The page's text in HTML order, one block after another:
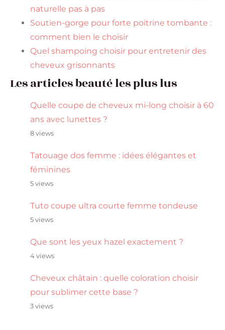
naturelle pas à pas
Soutien-gorge pour forte poitrine tombante :
comment bien le choisir
Quel shampoing choisir pour entretenir des
cheveux grisonnants
Les articles beauté les plus lus
Quelle coupe de cheveux mi-long choisir à 60
ans avec lunettes ?
8 views
Tatouage dos femme : idées élégantes et
féminines
5 views
Tuto coupe ultra courte femme tondeuse
5 views
Que sont les yeux hazel exactement ?
4 views
Cheveux châtain : quelle coloration choisir
pour sublimer cette base ?
3 views